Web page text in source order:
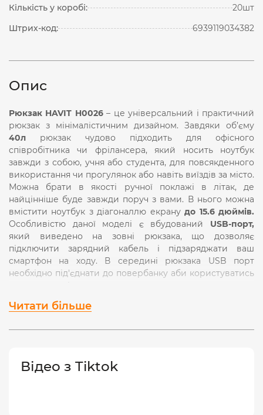
Кількість у коробі:
20шт
Штрих-код:
6939119034382
Опис
Рюкзак HAVIT H0026– це універсальний і практичний
рюкзак з мінімалістичним дизайном. Завдяки об’єму
40л рюкзак чудово підходить для офісного
співробітника чи фрілансера, який носить ноутбук
завжди з собою, учня або студента, для повсякденного
використання чи прогулянок або навіть виїздів за місто.
Можна брати в якості ручної поклажі в літак, де
найцінніше буде завжди поруч з вами. В нього можна
вмістити ноутбук з діагоналлю екранудо 15.6 дюймів.
Особливістю даної моделі є вбудований USB-порт,
який виведено на зовні рюкзака, що дозволяє
підключити зарядний кабель і підзаряджати ваш
смартфон на ходу. В середині рюкзака USB порт
необхідно під'єднати до повербанку аби користуватись
Рюкзак маєодин великий основний відділ,
ноутбук, планшет, повербанк, діловий щоденник або
зручно скласти дрібні речі такі як: окуляри, ручки,
Читати більше
Відео з Tiktok